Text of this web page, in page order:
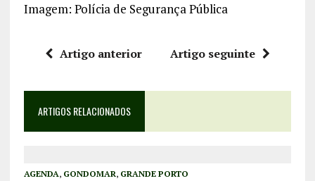
Imagem: Polícia de Segurança Pública
Artigo anterior Artigo seguinte
ARTIGOS RELACIONADOS
AGENDA, GONDOMAR, GRANDE PORTO